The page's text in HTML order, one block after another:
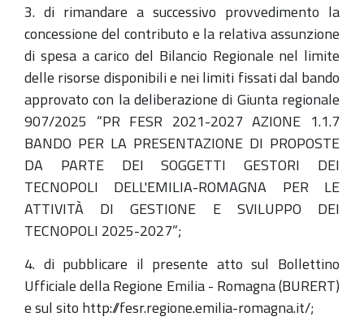
3. di rimandare a successivo provvedimento la
concessione del contributo e la relativa assunzione
di spesa a carico del Bilancio Regionale nel limite
delle risorse disponibili e nei limiti fissati dal bando
approvato con la deliberazione di Giunta regionale
907/2025 “PR FESR 2021-2027 AZIONE 1.1.7
BANDO PER LA PRESENTAZIONE DI PROPOSTE
DA PARTE DEI SOGGETTI GESTORI DEI
TECNOPOLI DELL'EMILIA-ROMAGNA PER LE
ATTIVITÀ DI GESTIONE E SVILUPPO DEI
TECNOPOLI 2025-2027”;
4. di pubblicare il presente atto sul Bollettino
Ufficiale della Regione Emilia - Romagna (BURERT)
e sul sito http://fesr.regione.emilia-romagna.it/;